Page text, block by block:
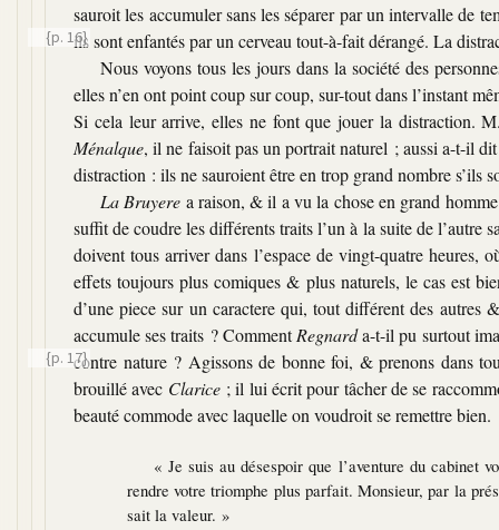
sauroit les accumuler sans les séparer par un intervalle de
ils
{p. 16} sont enfantés par un cerveau tout-à-fait dérangé. La
Nous voyons tous les jours dans la société des
elles n’en ont point coup sur coup, sur-tout dans l’instant
Si cela leur arrive, elles ne font que jouer la distraction.
Ménalque, il ne faisoit pas un portrait naturel ; aussi a-t-il
distraction : ils ne sauroient être en trop grand nombre s’ils
La Bruyere a raison, & il a vu la chose en grand
suffit de coudre les différents traits l’un à la suite de
doivent tous arriver dans l’espace de vingt-quatre heures,
effets toujours plus comiques & plus naturels, le cas est
d’une piece sur un caractere qui, tout différent des autres
accumule ses traits ? CommentRegnarda-t-il pu surtout
contre nature ? Agissons de bonne foi, & prenons dans
{p. 17}
brouillé avec Clarice; il lui écrit pour tâcher de se
beauté commode avec laquelle on voudroit se remettre bien.
« Je suis au désespoir que l’aventure du cabinet
rendre votre triomphe plus parfait. Monsieur, par la
sait la valeur. »